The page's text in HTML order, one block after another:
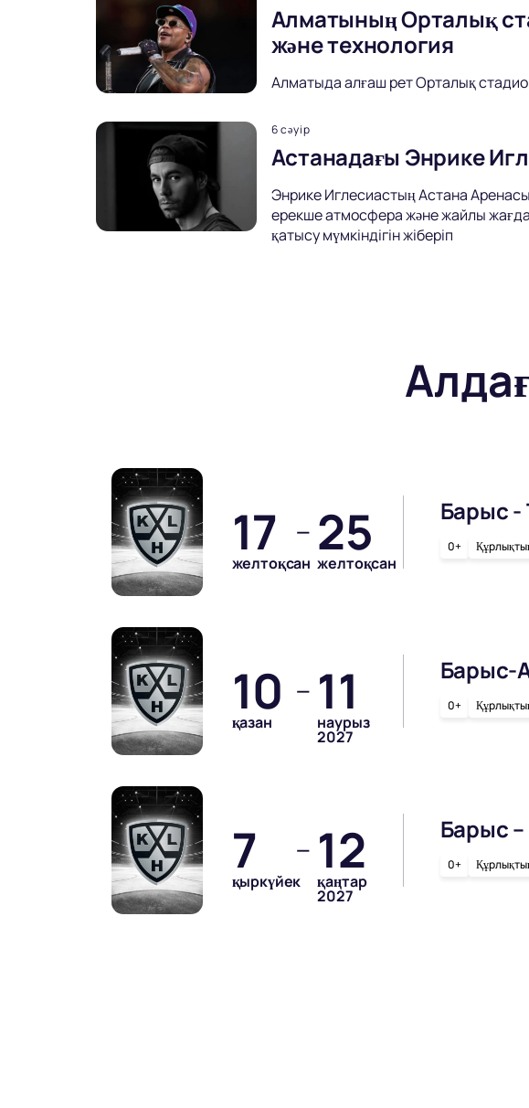
Алматының Орталық
және технология
Алматыда алғаш рет Орталық
6 сәуір
Астанадағы Энрике
Энрике Иглесиастың Астана
ерекше атмосфера және жайлы
қатысу мүмкіндігін жіберіп
17
желтоқсан
— 25
желтоқсан
Барыс -
0+
10
қазан
— 11
наурыз
2027
Барыс-
0+
7
қыркүйек
— 12
қаңтар
2027
Барыс –
0+